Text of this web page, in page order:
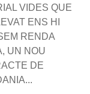
VIDES QUE
ENS HI
RENDA
UN NOU
DE